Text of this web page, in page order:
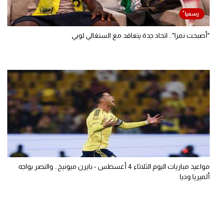
"أصبحت نمرا".. اتحاد جدة يتعاقد مع السنغالي لوبي
مواعيد مباريات اليوم الثلاثاء 4 أغسطس - بايرن ميونيخ.. والنصر يواجه
ألميريا وديا